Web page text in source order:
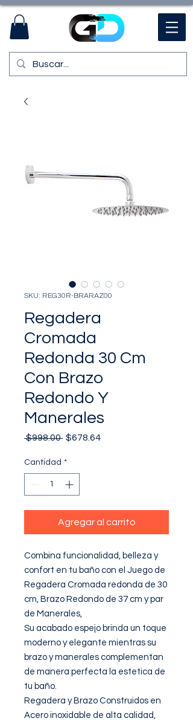
SKU: REG30R-BRARAZ00
Regadera
Cromada
Redonda 30 Cm
Con Brazo
Redondo Y
Manerales
$998.00 Precio
$678.64Precio
Cantidad *
Agregar al carrito
Combina funcionalidad, belleza y
confort en tu baño con el Juego de
Regadera Cromada redonda de 30
cm, Brazo Redondo de 37 cm y par
de Manerales,
Su acabado espejo brinda un toque
moderno y elegante mientras su
brazo y manerales complementan
de manera perfecta la estetica de
tu baño.
Regadera y Brazo Construidos en
Acero inoxidable de alta calidad,